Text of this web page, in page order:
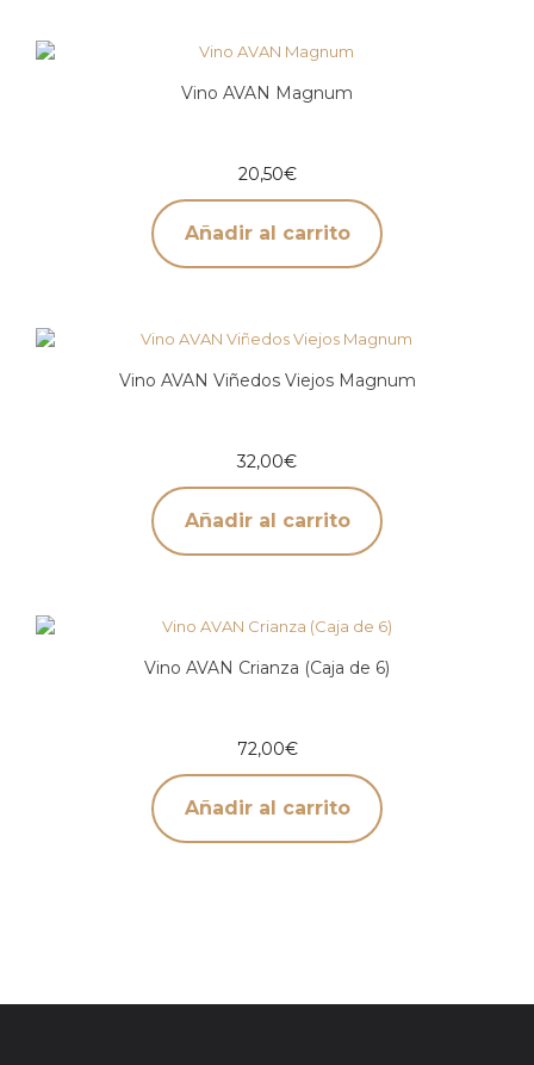
Vino AVAN Magnum
20,50€
Añadir al carrito
Vino AVAN Viñedos Viejos Magnum
32,00€
Añadir al carrito
Vino AVAN Crianza (Caja de 6)
72,00€
Añadir al carrito